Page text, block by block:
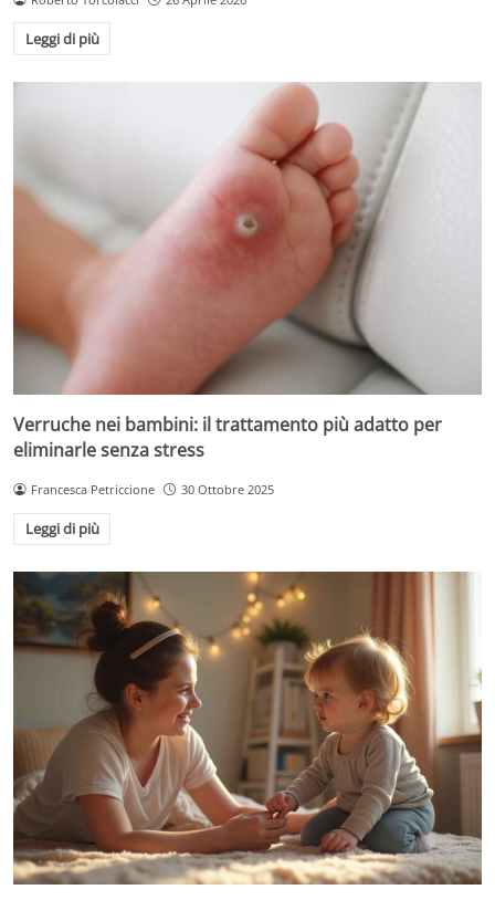
Leggi di più
Verruche nei bambini: il trattamento più adatto per
eliminarle senza stress
Francesca Petriccione 30 Ottobre 2025
Leggi di più